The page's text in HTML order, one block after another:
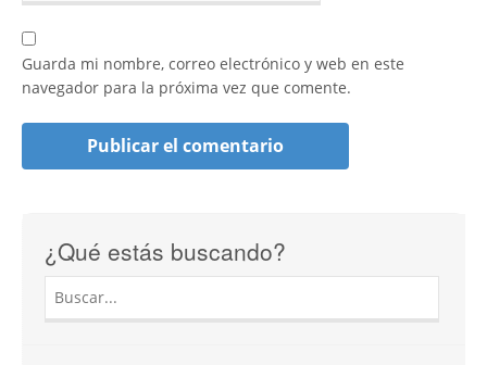
Guarda mi nombre, correo electrónico y web en este
navegador para la próxima vez que comente.
¿Qué estás buscando?